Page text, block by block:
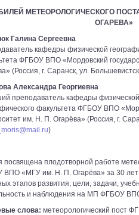
МЕТЕОРОЛОГИЧЕСКОГО
ОГАРЕВА»
Галина Сергеевна
кафедры физической
ФГБОУ ВПО «Мордовский
(Россия, г. Саранск, ул.
Александра Георгиевна
преподаватель кафедры
факультета ФГБОУ ВПО
им. Н. П. Огарёва» (Россия, г.
)
посвящена плодотворной работе
«МГУ им. Н. П. Огарёва» за 30 лет;
этапов развития, цели, задачи,
и наблюдения на МП ФГБОУ
слова: метеорологический пост